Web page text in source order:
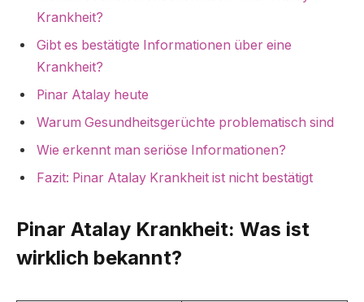
Krankheit?
Gibt es bestätigte Informationen über eine
Krankheit?
Pinar Atalay heute
Warum Gesundheitsgerüchte problematisch sind
Wie erkennt man seriöse Informationen?
Fazit: Pinar Atalay Krankheit ist nicht bestätigt
Pinar Atalay Krankheit: Was ist
wirklich bekannt?